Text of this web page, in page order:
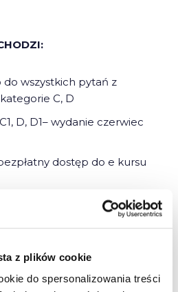
z plików cookie
do spersonalizowania treści
wszystkich pytań z
C, D
D, D1– wydanie czerwiec
dostęp do e kursu
filmów i animacji
przyswajaniu wiedzy przez